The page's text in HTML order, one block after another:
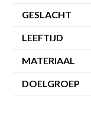
GESLACHT
LEEFTIJD
MATERIAAL
DOELGROEP